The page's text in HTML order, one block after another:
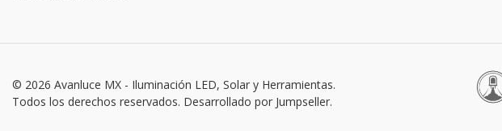
© 2026 Avanluce MX - Iluminación LED, Solar y Herramientas.
Todos los derechos reservados. Desarrollado por Jumpseller.